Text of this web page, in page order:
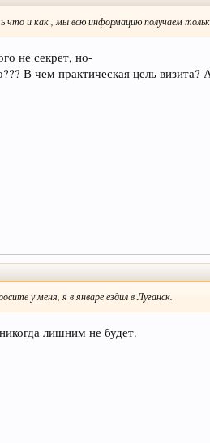
что и как , мы всю информацию получаем
не секрет, но-
В чем практическая цель
у меня, я в январе ездил в Луганск.
лишним не будет.